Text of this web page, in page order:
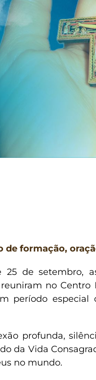
de formação,
25 de setembro,
no Centro
período
profunda,
da Vida
no mundo.